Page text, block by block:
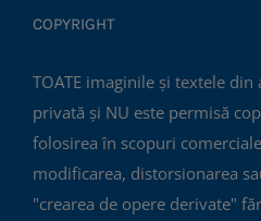
COPYRIGHT
TOATE imaginile și textele
privată și NU este permisă
folosirea în scopuri
modificarea, distorsionarea
"crearea de opere derivate"